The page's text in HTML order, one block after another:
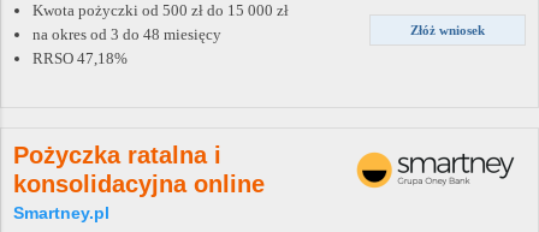
Złóż wniosek
Kwota pożyczki od 500 zł do 15 000 zł
na okres od 3 do 48 miesięcy
RRSO 47,18%
Pożyczka ratalna i
konsolidacyjna online
Smartney.pl